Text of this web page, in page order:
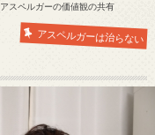
アスペルガーの価値観の共有
アスペルガーは治らない